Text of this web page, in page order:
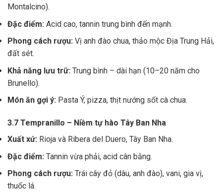
Montalcino).
Đặc điểm: Acid cao, tannin trung bình đến mạnh.
Phong cách rượu: Vị anh đào chua, thảo mộc Địa Trung Hải,
đất sét.
Khả năng lưu trữ: Trung bình – dài hạn (10–20 năm cho
Brunello).
Món ăn gợi ý: Pasta Ý, pizza, thịt nướng sốt cà chua.
3.7 Tempranillo – Niềm tự hào Tây Ban Nha
Xuất xứ: Rioja và Ribera del Duero, Tây Ban Nha.
Đặc điểm: Tannin vừa phải, acid cân bằng.
Phong cách rượu: Trái cây đỏ (dâu, anh đào), vani, gia vị,
thuốc lá.